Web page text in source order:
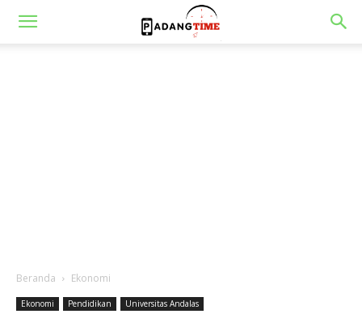
Beranda Ekonomi
Ekonomi Pendidikan Universitas Andalas